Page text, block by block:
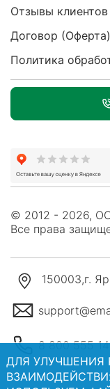
Отзывы клиентов
Договор (Оферта)
Политика
© 2012 - 2026,
Все права
150003,г.
8 800 555
ДЛЯ УЛУЧШЕНИЯ